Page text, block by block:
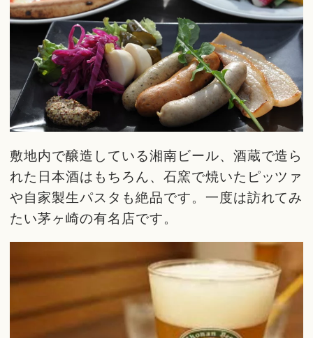
敷地内で醸造している湘南ビール、酒蔵で造ら
れた日本酒はもちろん、石窯で焼いたピッツァ
や自家製生パスタも絶品です。一度は訪れてみ
たい茅ヶ崎の有名店です。